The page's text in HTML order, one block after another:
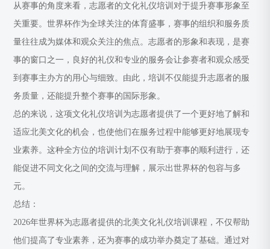
从赛事的角度来看，志愿者的文化礼仪培训对于提升赛事形象至
关重要。世界杯作为全球关注的体育盛事，赛事的组织和服务质
量往往成为媒体和观众关注的焦点。志愿者的形象和表现，是赛
事的窗口之一，良好的礼仪和专业的服务会让参赛者和观众感受
到赛事主办方的用心与细致。由此，培训不仅能提升志愿者的服
务质量，还能提升整个赛事的国际形象。
总的来说，这项文化礼仪培训为志愿者提供了一个更好地了解和
适应北美文化的机会，也使他们在服务过程中能够更好地展现专
业素养。这种全方位的培训计划不仅有助于赛事的顺利进行，还
能促进不同文化之间的交流与理解，展示出世界杯的包容与多
元。
总结：
2026年世界杯为志愿者提供的北美文化礼仪培训课程，不仅帮助
他们提高了专业素养，还为赛事的成功举办奠定了基础。通过对